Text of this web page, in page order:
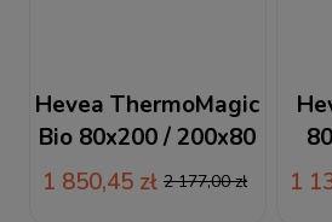
Hevea ThermoMagic
Bio 80x200 / 200x80
materac piankowo-
lateksowy
1 850,45 zł 2 177,00 zł 1